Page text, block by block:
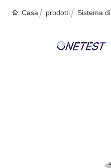
Casa prodotti Sistema